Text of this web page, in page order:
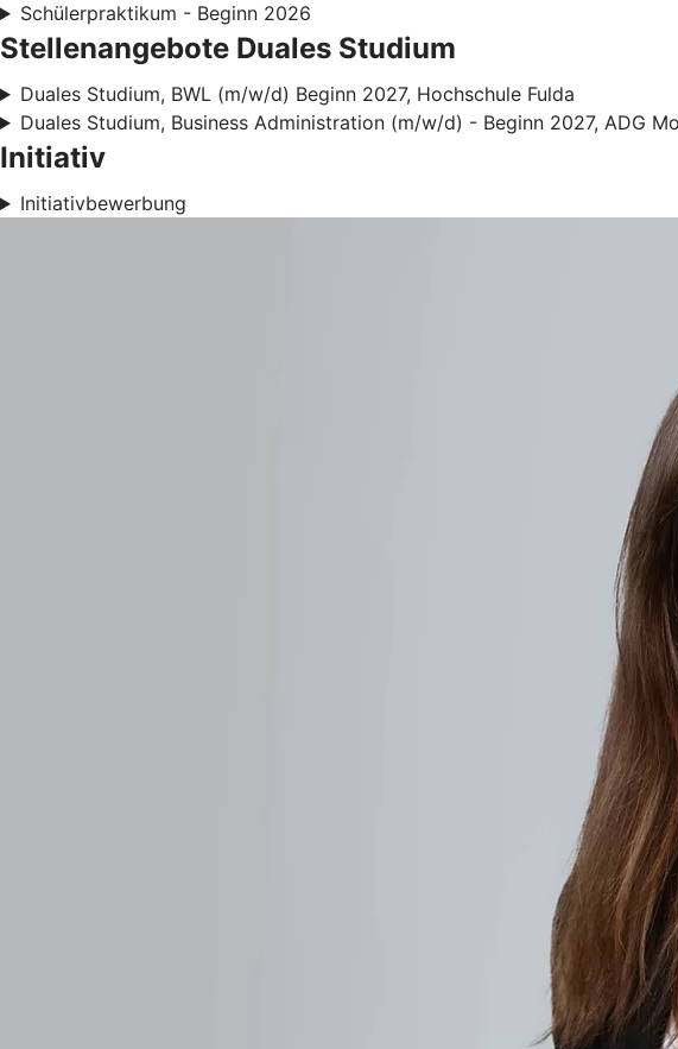
Schülerpraktikum - Beginn 2026
Stellenangebote Duales Studium
Duales Studium, BWL (m/w/d) Beginn 2027, Hochschule Fulda
Duales Studium, Business Administration (m/w/d) - Beginn 2027, ADG
Initiativ
Initiativbewerbung